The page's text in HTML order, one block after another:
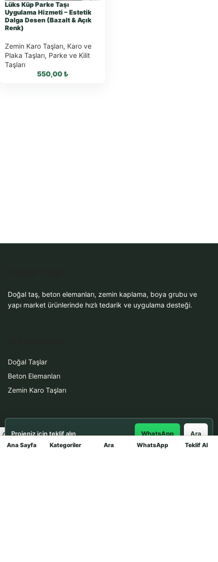
Lüks Küp Parke Taşı
Uygulama Hizmeti – Estetik
Dalga Desen (Bazalt & Açık
Renk)
Zemin Karo Taşları, Karo ve
Plaka Taşları, Parke ve Kilit
Taşları
550,00₺
Ana Sayfa Kategoriler Ara WhatsApp Teklif Al
Doğal taş, beton elemanları, zemin kaplama, boya grubu ve
yapı market ürünlerinde hızlı tedarik ve uygulama desteği.
Doğal Taşlar
Beton Elemanları
Zemin Karo Taşları
Hizmetler
Projeniz için teklif alın WhatsApp Ara